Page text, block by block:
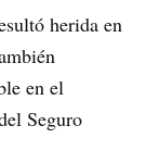
herida en
en el
Seguro